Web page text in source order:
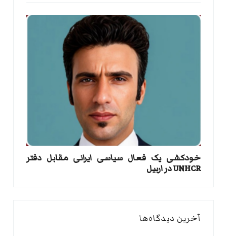
خودکشی یک فعال سیاسی ایرانی مقابل دفتر
UNHCR در اربیل
آخرین دیدگاه‌ها